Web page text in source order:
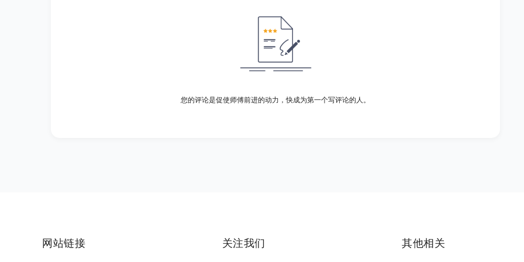
您的评论是促使师傅前进的动力，快成为第一个写评论的人。
网站链接 关注我们 其他相关